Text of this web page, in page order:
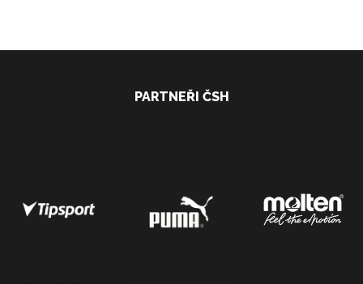
PARTNEŘI ČSH